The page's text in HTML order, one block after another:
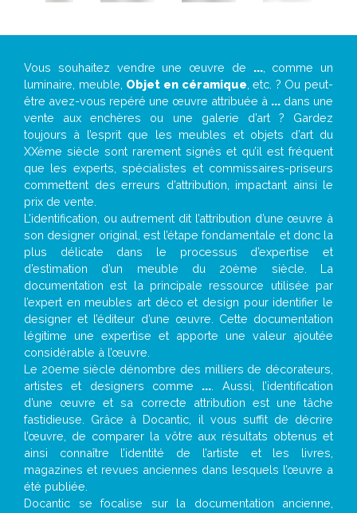
Vous souhaitez vendre une œuvre de ..., comme un
luminaire, meuble, Objet en céramique , etc. ? Ou peut-
être avez-vous repéré une œuvre attribuée à ... dans une
vente aux enchères ou une galerie d’art ? Gardez
toujours à l’esprit que les meubles et objets d’art du
XXème siècle sont rarement signés et qu’il est fréquent
que les experts, spécialistes et commissaires-priseurs
commettent des erreurs d’attribution, impactant ainsi le
prix de vente.
L’identification, ou autrement dit l’attribution d’une œuvre à
son designer original, est l’étape fondamentale et donc la
plus délicate dans le processus d’expertise et
d’estimation d’un meuble du 20ème siècle. La
documentation est la principale ressource utilisée par
l’expert en meubles art déco et design pour identifier le
designer et l’éditeur d’une œuvre. Cette documentation
légitime une expertise et apporte une valeur ajoutée
considérable à l’œuvre.
Le 20eme siècle dénombre des milliers de décorateurs,
artistes et designers comme ... . Aussi, l’identification
d’une œuvre et sa correcte attribution est une tâche
fastidieuse. Grâce à Docantic, il vous suffit de décrire
l’œuvre, de comparer la vôtre aux résultats obtenus et
ainsi connaître l’identité de l’artiste et les livres,
magazines et revues anciennes dans lesquels l’œuvre a
été publiée.
Docantic se focalise sur la documentation ancienne,